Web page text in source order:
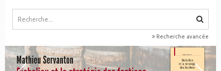
Recherche avancée